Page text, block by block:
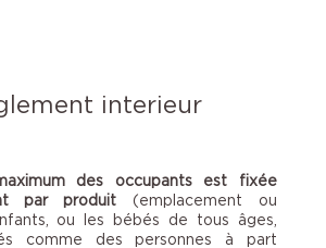
interieur
des occupants est fixée
par produit (emplacement ou
ou les bébés de tous âges,
comme des personnes à part